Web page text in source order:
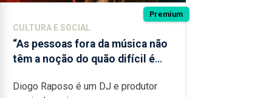
Premium
CULTURA E SOCIAL
“As pessoas fora da música não
têm a noção do quão difícil é
Diogo Raposo é um DJ e produtor